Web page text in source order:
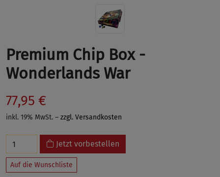
Premium Chip Box -
Wonderlands War
77,95 €
inkl. 19% MwSt. – zzgl. Versandkosten
Jetzt vorbestellen
Auf die Wunschliste